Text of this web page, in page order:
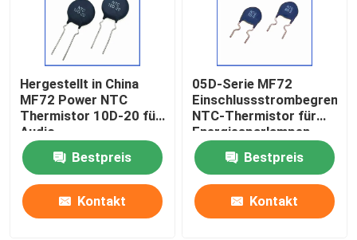
Hergestellt in China
MF72 Power NTC
Thermistor 10D-20 für
Audio-
Schaltvorrichtung
Energieversorgung und
Inverter Spot
Bestpreis
Kontakt
05D-Serie MF72
NTC-Thermistor für
Energiesparlampen,
Ballasten,
Schaltanlagen
Bestpreis
Kontakt